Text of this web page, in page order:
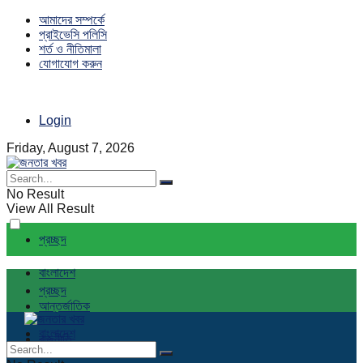
আমাদের সম্পর্কে
প্রাইভেসি পলিসি
শর্ত ও নীতিমালা
যোগাযোগ করুন
Login
Friday, August 7, 2026
No Result
View All Result
প্রচ্ছদ
বাংলাদেশ
আন্তর্জাতিক
রাজনীতি
প্রচ্ছদ
বাংলাদেশ